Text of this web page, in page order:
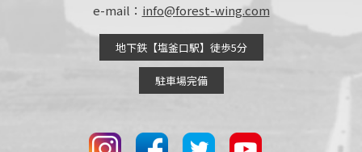
e-mail： info@forest-wing.com
地下鉄【塩釜口駅】徒歩5分
駐車場完備